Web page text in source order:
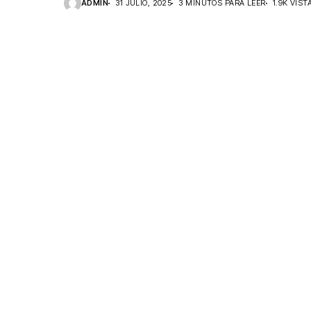
ADMIN 31 JULIO, 2025 3 MINUTOS PARA LEER 1.9K